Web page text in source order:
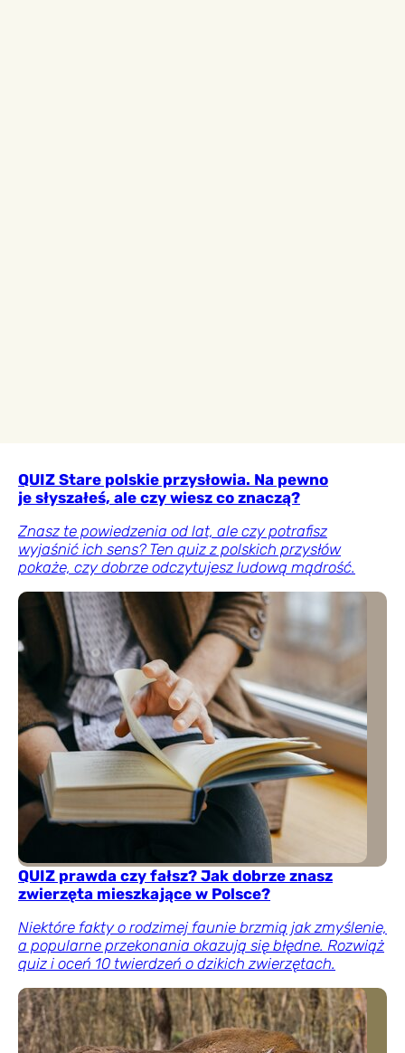
QUIZ Stare polskie przysłowia. Na pewno
je słyszałeś, ale czy wiesz co znaczą?
Znasz te powiedzenia od lat, ale czy potrafisz
wyjaśnić ich sens? Ten quiz z polskich przysłów
pokaże, czy dobrze odczytujesz ludową mądrość.
QUIZ prawda czy fałsz? Jak dobrze znasz
zwierzęta mieszkające w Polsce?
Niektóre fakty o rodzimej faunie brzmią jak zmyślenie,
a popularne przekonania okazują się błędne. Rozwiąż
quiz i oceń 10 twierdzeń o dzikich zwierzętach.